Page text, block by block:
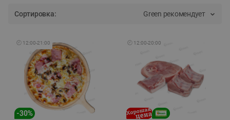
Сортировка: Green рекомендует
🕘 12:00-21:00
-30%
🕘 12:00-20:00